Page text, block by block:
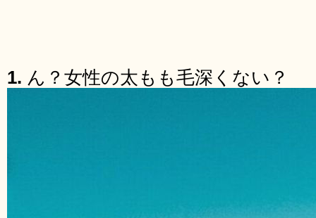
1. ん？女性の太もも毛深くない？